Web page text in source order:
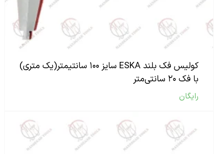
کولیس فک بلند ESKA سایز ۱۰۰ سانتیمتر(یک متری)
با فک ۲۰ سانتی‌متر
رایگان